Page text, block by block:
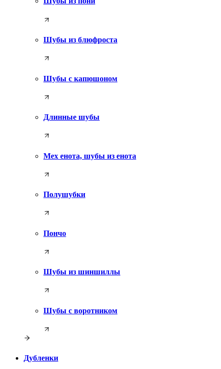
Шубы из блюфроста
Шубы с капюшоном
Длинные шубы
Мех енота, шубы из енота
Полушубки
Пончо
Шубы из шиншиллы
Шубы с воротником
Дубленки